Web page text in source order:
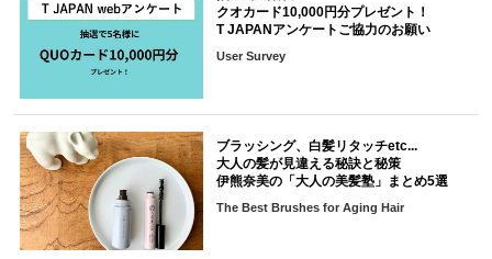
クオカード10,000円分プレゼント！
T JAPANアンケートご協力のお願い
User Survey
ブラッシング、白髪リタッチetc...
大人の髪が見違える秘訣と秘策
伊熊奈美の「大人の美髪塾」まとめ5選
The Best Brushes for Aging Hair